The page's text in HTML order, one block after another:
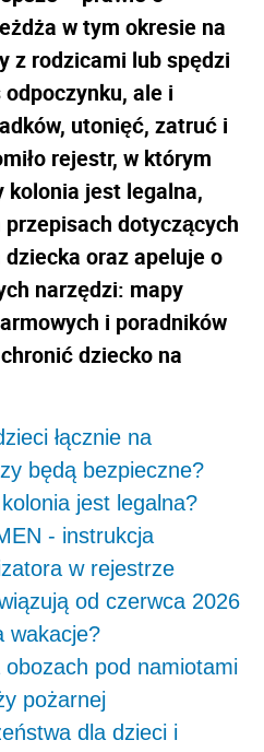
w tym okresie na
z rodzicami lub spędzi
ale i
utonięć, zatruć i
rejestr, w którym
kolonia jest legalna,
dotyczących
oraz apeluje o
narzędzi: mapy
i poradników
dziecko na
łącznie na
będą bezpieczne?
jest legalna?
- instrukcja
w rejestrze
od czerwca 2026
wakacje?
pod namiotami
pożarnej
dla dzieci i